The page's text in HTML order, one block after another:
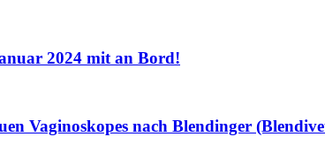
2024 mit an Bord!
Vaginoskopes nach Blendinger